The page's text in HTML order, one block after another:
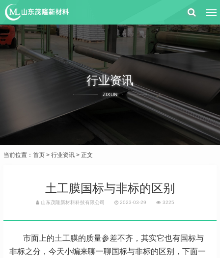
行业资讯
ZIXUN
当前位置： 首页 > 行业资讯 > 正文
土工膜国标与非标的区别
山东茂隆新材料科技有限公司 2023-03-29 3225
市面上的土工膜的质量参差不齐，其实它也有国标与
非标之分，今天小编来聊一聊国标与非标的区别，下面一